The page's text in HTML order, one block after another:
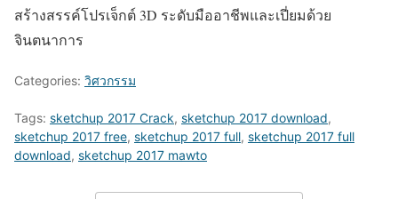
สร้างสรรค์โปรเจ็กต์ 3D ระดับมืออาชีพและเปี่ยมด้วย
จินตนาการ
Categories: วิศวกรรม
Tags: sketchup 2017 Crack, sketchup 2017 download,
sketchup 2017 free, sketchup 2017 full, sketchup 2017 full
download, sketchup 2017 mawto